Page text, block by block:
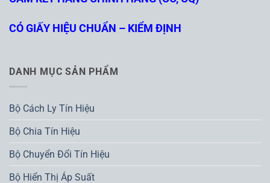
CÓ GIẤY HIỆU CHUẨN – KIỂM ĐỊNH
DANH MỤC SẢN PHẨM
Bộ Cách Ly Tín Hiệu
Bộ Chia Tín Hiệu
Bộ Chuyển Đổi Tín Hiệu
Bộ Hiển Thị Áp Suất